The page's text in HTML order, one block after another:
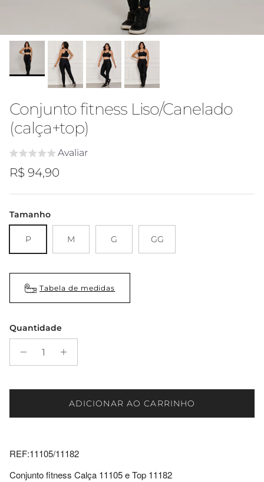
Conjunto fitness Liso/Canelado
(calça+top)
Avaliar
Preço regular
R$ 94,90
Tamanho
P M G GG
Tabela de medidas
Quantidade
ADICIONAR AO CARRINHO
REF:11105/11182
Conjunto fitness Calça 11105 e Top 11182